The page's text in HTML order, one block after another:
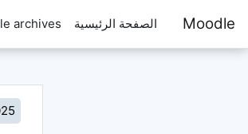
Moodle الصفحة الرئيسية archives